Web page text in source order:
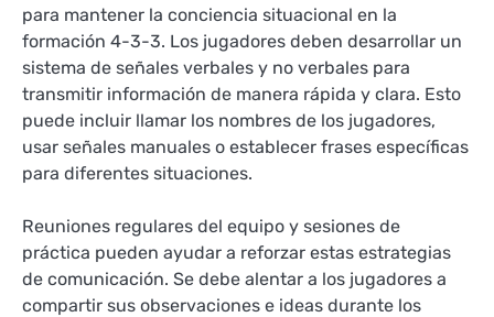
para mantener la conciencia situacional en la
formación 4-3-3. Los jugadores deben desarrollar un
sistema de señales verbales y no verbales para
transmitir información de manera rápida y clara. Esto
puede incluir llamar los nombres de los jugadores,
usar señales manuales o establecer frases específicas
para diferentes situaciones.
Reuniones regulares del equipo y sesiones de
práctica pueden ayudar a reforzar estas estrategias
de comunicación. Se debe alentar a los jugadores a
compartir sus observaciones e ideas durante los